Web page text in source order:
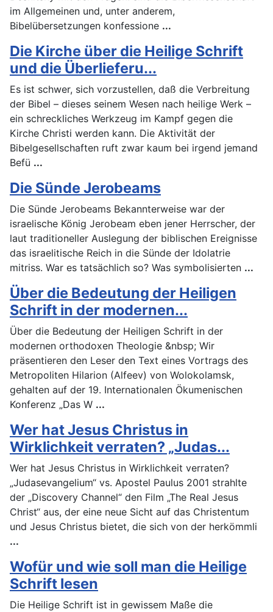
im Allgemeinen und, unter anderem,
Bibelübersetzungen konfessione ...
Die Kirche über die Heilige Schrift
und die Überlieferu...
Es ist schwer, sich vorzustellen, daß die Verbreitung
der Bibel – dieses seinem Wesen nach heilige Werk –
ein schreckliches Werkzeug im Kampf gegen die
Kirche Christi werden kann. Die Aktivität der
Bibelgesellschaften ruft zwar kaum bei irgend jemand
Befü ...
Die Sünde Jerobeams
Die Sünde Jerobeams Bekannterweise war der
israelische König Jerobeam eben jener Herrscher, der
laut traditioneller Auslegung der biblischen Ereignisse
das israelitische Reich in die Sünde der Idolatrie
mitriss. War es tatsächlich so? Was symbolisierten ...
Über die Bedeutung der Heiligen
Schrift in der modernen...
Über die Bedeutung der Heiligen Schrift in der
modernen orthodoxen Theologie &nbsp; Wir
präsentieren den Leser den Text eines Vortrags des
Metropoliten Hilarion (Alfeev) von Wolokolamsk,
gehalten auf der 19. Internationalen Ökumenischen
Konferenz „Das W ...
Wer hat Jesus Christus in
Wirklichkeit verraten? „Judas...
Wer hat Jesus Christus in Wirklichkeit verraten?
„Judasevangelium“ vs. Apostel Paulus 2001 strahlte
der „Discovery Channel“ den Film „The Real Jesus
Christ“ aus, der eine neue Sicht auf das Christentum
und Jesus Christus bietet, die sich von der herkömmli
...
Wofür und wie soll man die Heilige
Schrift lesen
Die Heilige Schrift ist in gewissem Maße die